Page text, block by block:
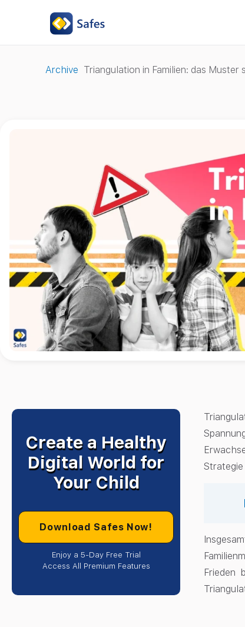
Archive Triangulation in Familien: das
Create a Healthy
Digital World for
Your Child
Download Safes Now!
Enjoy a 5-Day Free Trial
Access All Premium Features
Frieden